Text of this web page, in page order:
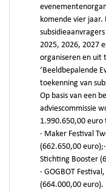
komende vier
2025, 2026, 2027
organiseren en uit
‘Beeldbepalende
toekenning van
Op basis van een
adviescommissie
1.990.650,00 euro
· Maker Festival
(662.650,00
Stichting Booster
· GOGBOT
(664.000,00 euro).